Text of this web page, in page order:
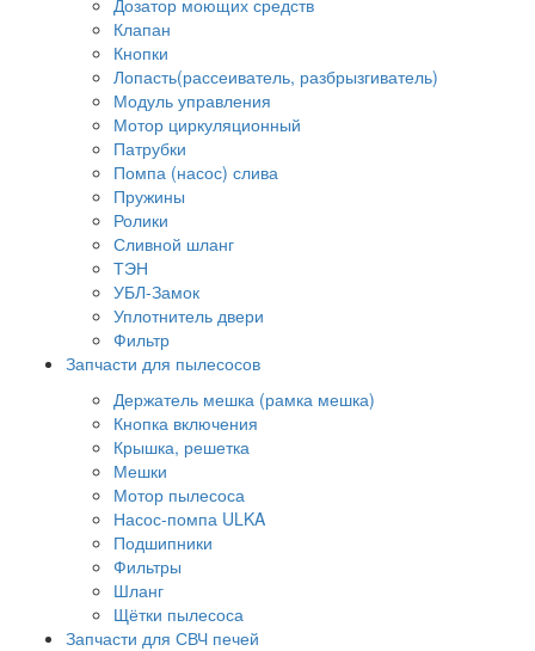
Клапан
Кнопки
Лопасть(рассеиватель, разбрызгиватель)
Модуль управления
Мотор циркуляционный
Патрубки
Помпа (насос) слива
Пружины
Ролики
Сливной шланг
ТЭН
УБЛ-Замок
Уплотнитель двери
Фильтр
Запчасти для пылесосов
Держатель мешка (рамка мешка)
Кнопка включения
Крышка, решетка
Мешки
Мотор пылесоса
Насос-помпа ULKA
Подшипники
Фильтры
Шланг
Щётки пылесоса
Запчасти для СВЧ печей